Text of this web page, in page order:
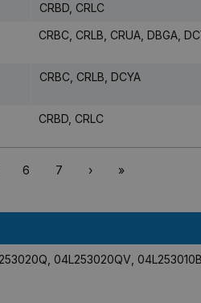
CRBD, CRLC
CRBC, CRLB, CRUA, DBGA,
CRBC, CRLB, DCYA
CRBD, CRLC
6 7 › »
04L253020QV